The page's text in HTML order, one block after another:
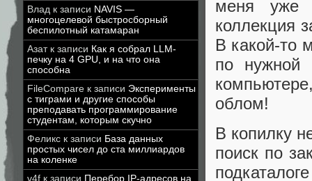
Влад к записи NAVIS —
многоцелевой быстросборный
беспилотный катамаран
Азатк записи Как я собрал LLM-
печку на 4 GPU, и на что она
способна
FileCompare к записи Эксперименты
с тиграми и другие способы
преподавать программирование
студентам, которым скучно
Феликс к записи База данных
простых чисел до ста миллиардов
на коленке
v4f к записи Перебор IP-адресов на
меня уже
коллекция
В какой-то
по нужной
облом!
В копилку
поиск по